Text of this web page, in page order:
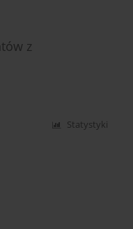
z
Statystyki